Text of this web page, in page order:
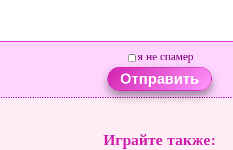
я не спамер
Играйте также: